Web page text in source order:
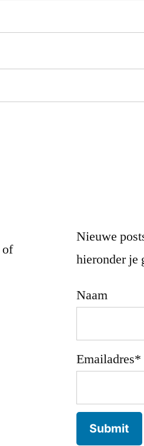
of
Nieuwe
hieronder je
Naam
Emailadres*